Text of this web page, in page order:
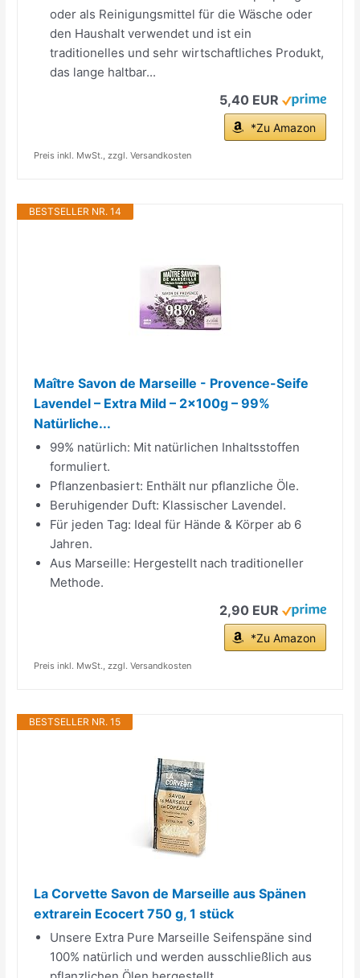
oder als Reinigungsmittel für die Wäsche oder
den Haushalt verwendet und ist ein
traditionelles und sehr wirtschaftliches Produkt,
das lange haltbar...
5,40 EUR
*Zu Amazon
Preis inkl. MwSt., zzgl. Versandkosten
BESTSELLER NR. 14
Maître Savon de Marseille - Provence-Seife
Lavendel – Extra Mild – 2x100g – 99%
Natürliche...
99% natürlich: Mit natürlichen Inhaltsstoffen
formuliert.
Pflanzenbasiert: Enthält nur pflanzliche Öle.
Beruhigender Duft: Klassischer Lavendel.
Für jeden Tag: Ideal für Hände & Körper ab 6
Jahren.
Aus Marseille: Hergestellt nach traditioneller
Methode.
2,90 EUR
*Zu Amazon
Preis inkl. MwSt., zzgl. Versandkosten
BESTSELLER NR. 15
La Corvette Savon de Marseille aus Spänen
extrarein Ecocert 750 g, 1 stück
Unsere Extra Pure Marseille Seifenspäne sind
100% natürlich und werden ausschließlich aus